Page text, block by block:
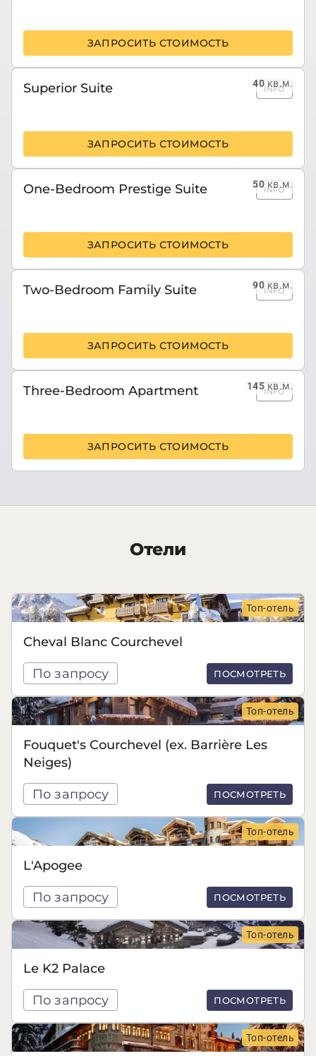
ЗАПРОСИТЬ СТОИМОСТЬ
40кв.м.
Superior Suite INFO
ЗАПРОСИТЬ СТОИМОСТЬ
50кв.м.
One-Bedroom Prestige Suite INFO
ЗАПРОСИТЬ СТОИМОСТЬ
90кв.м.
Two-Bedroom Family Suite INFO
ЗАПРОСИТЬ СТОИМОСТЬ
145кв.м.
Three-Bedroom Apartment INFO
ЗАПРОСИТЬ СТОИМОСТЬ
Отели
Топ-отель
Cheval Blanc Courchevel
По запросу ПОСМОТРЕТЬ
Топ-отель
Fouquet's Courchevel (ex. Barrière Les
Neiges)
По запросу ПОСМОТРЕТЬ
Топ-отель
L'Apogee
По запросу ПОСМОТРЕТЬ
Топ-отель
Le K2 Palace
По запросу ПОСМОТРЕТЬ
Топ-отель